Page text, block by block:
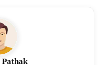
Pathak